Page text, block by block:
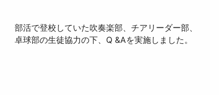
部活で登校していた吹奏楽部、チアリーダー部、
卓球部の生徒協力の下、Q &Aを実施しました。